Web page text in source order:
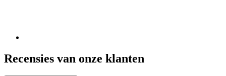
Recensies van onze klanten